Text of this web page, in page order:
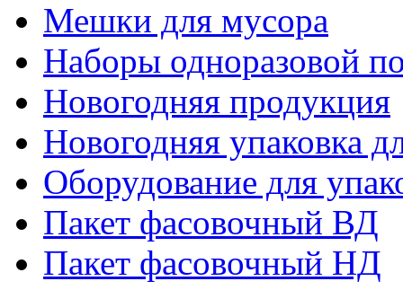
Мешки для мусора
Наборы одноразовой
Новогодняя продукция
Новогодняя упаковка
Оборудование для
Пакет фасовочный ВД
Пакет фасовочный НД